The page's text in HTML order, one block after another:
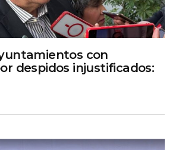
con
despidos injustificados: